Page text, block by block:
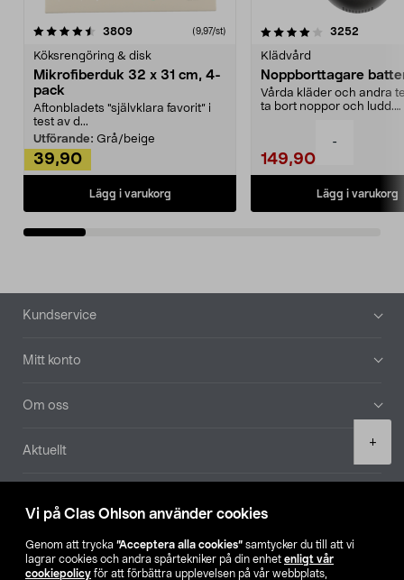
Vi på Clas Ohlson använder cookies
Genom att trycka ”Acceptera alla cookies” samtycker du till att vi
lagrar cookies och andra spårtekniker på din enhet enligt vår
cookiepolicy för att förbättra upplevelsen på vår webbplats,
-
+
3809recensioner (9,97/st)
Köksrengöring & disk
Mikrofiberduk 32 x 31 cm, 4-
pack
Aftonbladets "självklara favorit” i
test av d...
Utförande: Grå/beige
39,90
Lägg i varukorg
4.0av 5 stjärnor 3252
Klädvård
Noppborttagare
Vårda kläder och andra
ta bort noppor och ludd.
149,90
Lägg i varukorg
4.5av 5 stjärnor
Sidfot
Kundservice
Mitt konto
Om oss
Aktuellt
Hitta butik